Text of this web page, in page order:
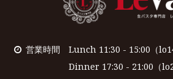
営業時間 Lunch 11:30 - 15:00（
Dinner 17:30 - 21:00（